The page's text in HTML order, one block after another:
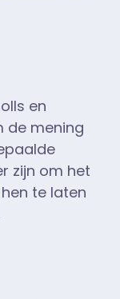
en
de mening
zijn om het
te laten